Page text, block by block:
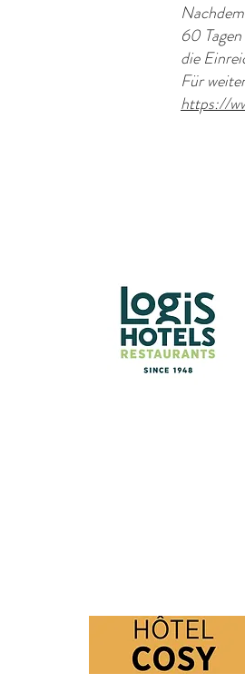
60
die
Für
https://